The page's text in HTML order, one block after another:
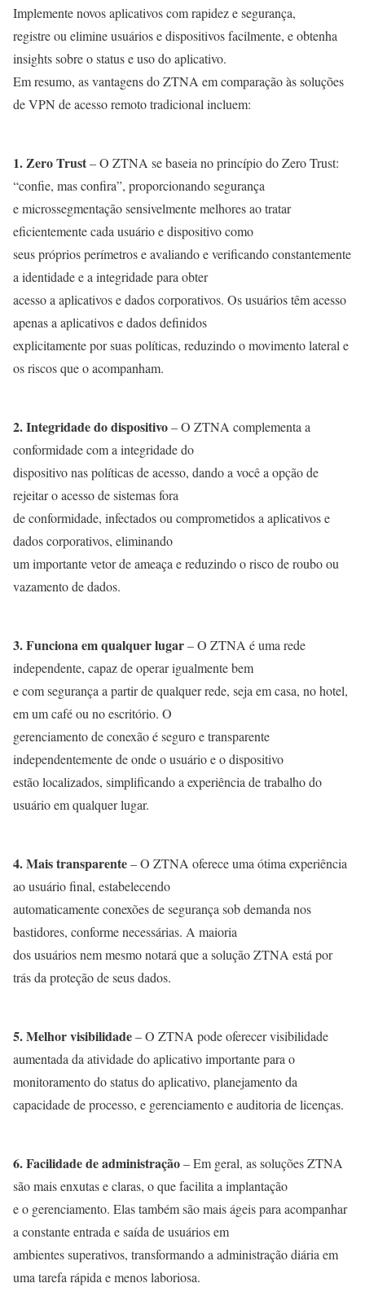
Implemente novos aplicativos com rapidez e segurança,
registre ou elimine usuários e dispositivos facilmente, e obtenha
insights sobre o status e uso do aplicativo.
Em resumo, as vantagens do ZTNA em comparação às soluções
de VPN de acesso remoto tradicional incluem:
1. Zero Trust– O ZTNA se baseia no princípio do Zero Trust:
“confie, mas confira”, proporcionando segurança
e microssegmentação sensivelmente melhores ao tratar
eficientemente cada usuário e dispositivo como
seus próprios perímetros e avaliando e verificando constantemente
a identidade e a integridade para obter
acesso a aplicativos e dados corporativos. Os usuários têm acesso
apenas a aplicativos e dados definidos
explicitamente por suas políticas, reduzindo o movimento lateral e
os riscos que o acompanham.
2. Integridade do dispositivo– O ZTNA complementa a
conformidade com a integridade do
dispositivo nas políticas de acesso, dando a você a opção de
rejeitar o acesso de sistemas fora
de conformidade, infectados ou comprometidos a aplicativos e
dados corporativos, eliminando
um importante vetor de ameaça e reduzindo o risco de roubo ou
vazamento de dados.
3. Funciona em qualquer lugar– O ZTNA é uma rede
independente, capaz de operar igualmente bem
e com segurança a partir de qualquer rede, seja em casa, no hotel,
em um café ou no escritório. O
gerenciamento de conexão é seguro e transparente
independentemente de onde o usuário e o dispositivo
estão localizados, simplificando a experiência de trabalho do
usuário em qualquer lugar.
4. Mais transparente– O ZTNA oferece uma ótima experiência
ao usuário final, estabelecendo
automaticamente conexões de segurança sob demanda nos
bastidores, conforme necessárias. A maioria
dos usuários nem mesmo notará que a solução ZTNA está por
trás da proteção de seus dados.
5. Melhor visibilidade– O ZTNA pode oferecer visibilidade
aumentada da atividade do aplicativo importante para o
monitoramento do status do aplicativo, planejamento da
capacidade de processo, e gerenciamento e auditoria de licenças.
6. Facilidade de administração– Em geral, as soluções ZTNA
são mais enxutas e claras, o que facilita a implantação
e o gerenciamento. Elas também são mais ágeis para acompanhar
a constante entrada e saída de usuários em
ambientes superativos, transformando a administração diária em
uma tarefa rápida e menos laboriosa.